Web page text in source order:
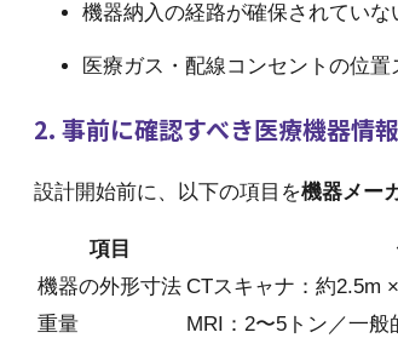
機器納入の経路が確保されていな
医療ガス・配線コンセントの位置
2. 事前に確認すべき医療機器情報
設計開始前に、以下の項目を機器メー
項目
機器の外形寸法 CTスキャナ：約2.5m
重量
MRI：2〜5トン／一